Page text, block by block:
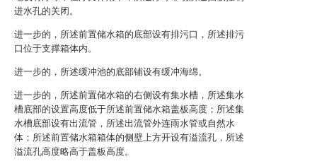
进水孔的关闭。
进一步的，所述前置储水箱的底部设有排污口，所述排污
口位于支撑箱体内。
进一步的，所述缓冲池的底部铺设有缓冲海绵。
进一步的，所述前置储水箱的右侧设有集水槽，所述集水
槽底部的设置高度低于所述前置储水箱盖板高度；所述集
水槽底部设有出流管，所述出流管外连雨水管或自然水
体；所述前置储水箱箱体的侧壁上方开设有溢流孔，所述
溢流孔高度略高于盖板高度。